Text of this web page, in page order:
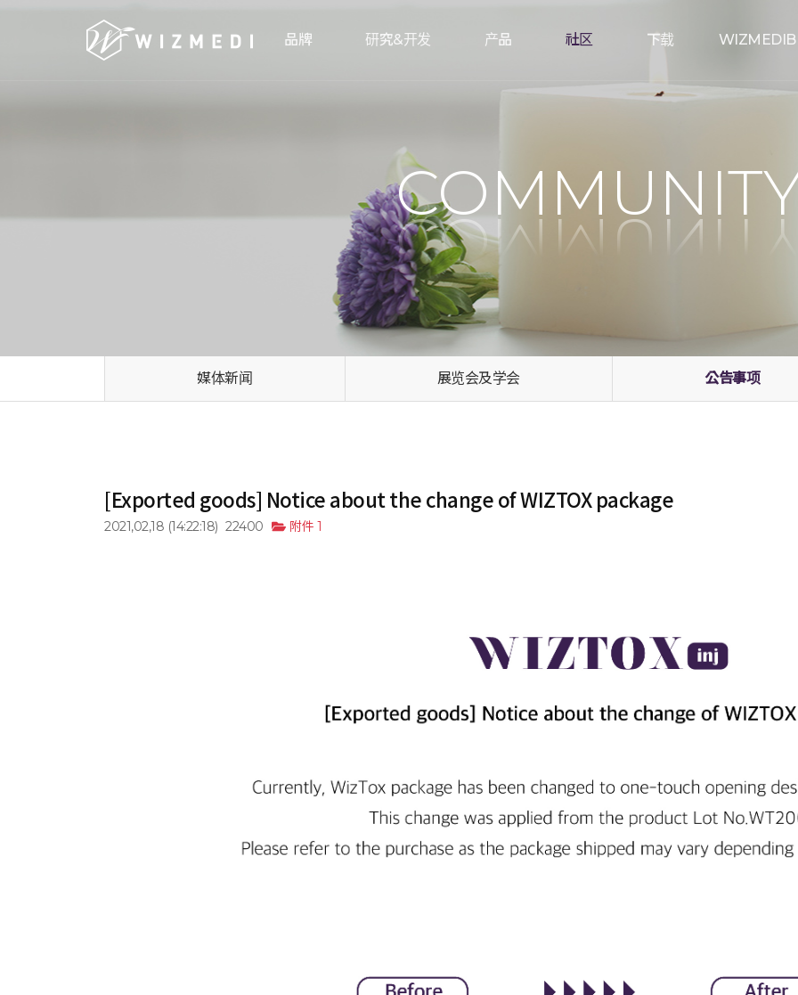
品牌
研究&开发 产品 社区 下载
媒体新闻 展览会及学会 公告事项
[Exported goods] Notice about the change of WIZTOX package
2021,02,18 (14:22:18) 22400 附件 1